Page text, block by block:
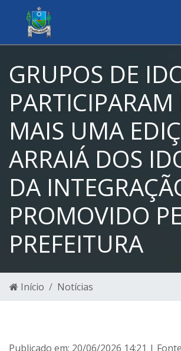
GRUPOS DE
PARTICIPARAM
MAIS UMA
ARRAIÁ DOS
DA
PROMOVIDO
PREFEITURA
Início Notícias
Publicado em: 20/06/2026 14:21 |